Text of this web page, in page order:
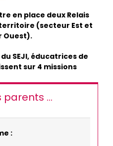
en place deux Relais
(secteur Est et
Ouest).
SEJI, éducatrices de
sur 4 missions
parents ...
: